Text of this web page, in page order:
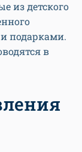
из детского
подарками.
в